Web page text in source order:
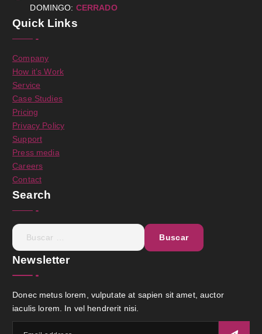
DOMINGO: CERRADO
Quick Links
Company
How it’s Work
Service
Case Studies
Pricing
Privacy Policy
Support
Press media
Careers
Contact
Search
B
u
s
r
:
Newsletter
Donec metus lorem, vulputate at sapien sit amet, auctor
iaculis lorem. In vel hendrerit nisi.